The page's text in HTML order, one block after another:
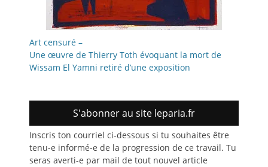
Art censuré –
Une œuvre de Thierry Toth évoquant la mort de
Wissam El Yamni retiré d’une exposition
S'abonner au site leparia.fr
Inscris ton courriel ci-dessous si tu souhaites être
tenu-e informé-e de la progression de ce travail. Tu
seras averti-e par mail de tout nouvel article